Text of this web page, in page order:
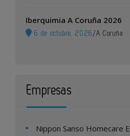
Iberquimia A Coruña 2026
6 de octubre, 2026 /A Coruña
Empresas
Nippon Sanso Homecare